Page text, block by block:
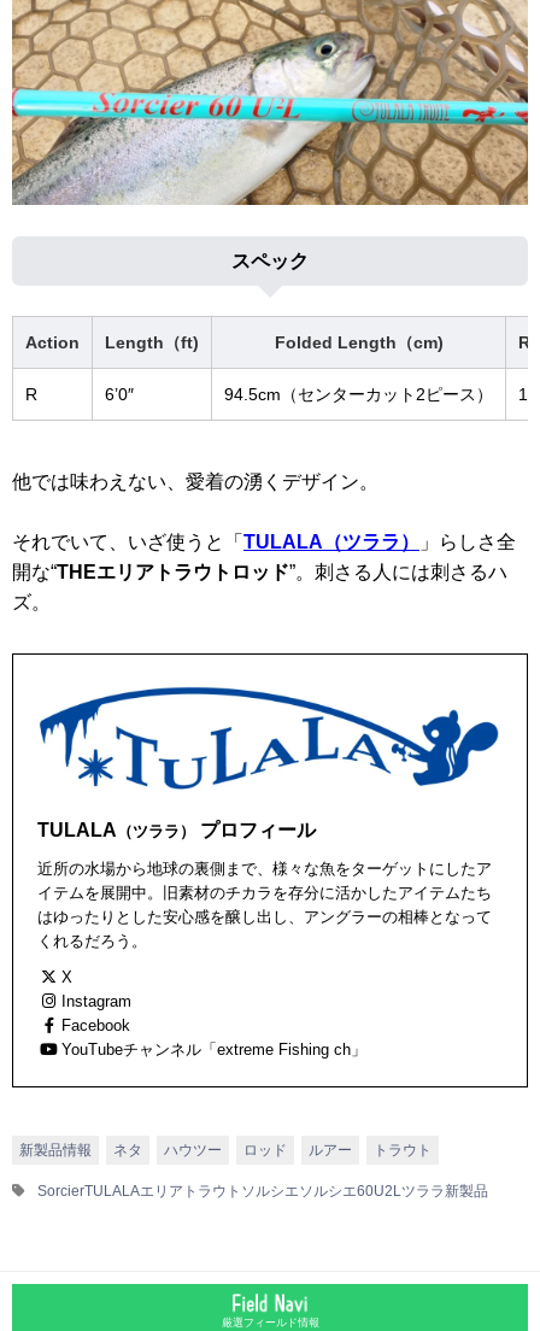
スペック
Action Length（ft) Folded Length（cm)
R 6’0″ 94.5cm（センターカット2ピース）
他では味わえない、愛着の湧くデザイン。
それでいて、いざ使うと「 TULALA（ツララ）
」らしさ全
開な“THEエリアトラウトロッド”。刺さる人には刺さるハ
ズ。
TULALA （ツララ） プロフィール
近所の水場から地球の裏側まで、様々な魚をターゲットにしたア
イテムを展開中。旧素材のチカラを存分に活かしたアイテムたち
はゆったりとした安心感を醸し出し、アングラーの相棒となって
くれるだろう。
X
Instagram
Facebook
YouTubeチャンネル「extreme Fishing ch」
新製品情報 ネタ ハウツー ロッド ルアー トラウト
SorcierTULALAエリアトラウト ソルシエソルシエ60U2Lツララ 新製品
厳選フィールド情報